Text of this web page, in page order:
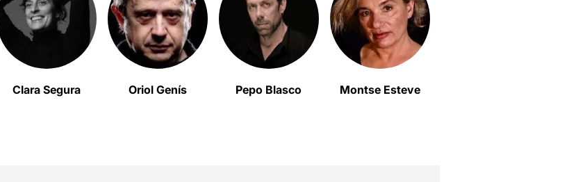
Clara Segura Oriol Genís Pepo Blasco Montse Esteve